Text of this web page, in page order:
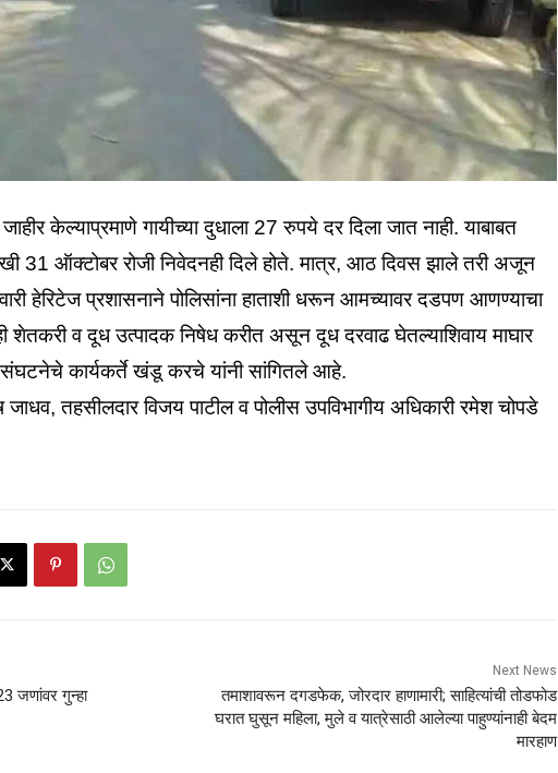
केल्याप्रमाणे गायीच्या दुधाला 27 रुपये दर दिला जात नाही. याबाबत
31 ऑक्टोबर रोजी निवेदनही दिले होते. मात्र, आठ दिवस झाले तरी अजून
हेरिटेज प्रशासनाने पोलिसांना हाताशी धरून आमच्यावर दडपण आणण्याचा
शेतकरी व दूध उत्पादक निषेध करीत असून दूध दरवाढ घेतल्याशिवाय माघार
कार्यकर्ते खंडू करचे यांनी सांगितले आहे.
जाधव, तहसीलदार विजय पाटील व पोलीस उपविभागीय अधिकारी रमेश चोपडे
जणांवर गुन्हा
Next News
तमाशावरून दगडफेक, जोरदार हाणामारी; साहित्यांची तोडफोड
घरात घुसून महिला, मुले व यात्रेसाठी आलेल्या पाहुण्यांनाही बेदम
मारहाण